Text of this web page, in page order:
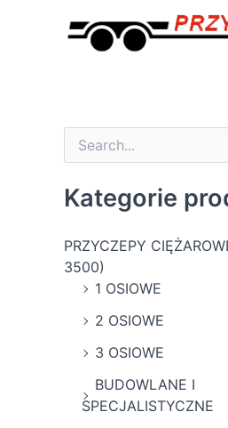
e
f
o
Kategorie
PRZYCZEPY
3500)
1 OSIOWE
2 OSIOWE
3 OSIOWE
BUDOWLANE I
SPECJALISTYCZNE